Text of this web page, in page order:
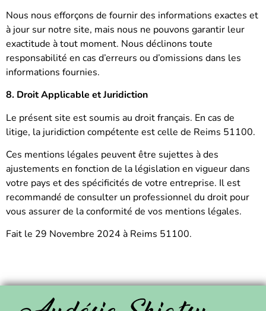
Nous nous efforçons de fournir des informations exactes et
à jour sur notre site, mais nous ne pouvons garantir leur
exactitude à tout moment. Nous déclinons toute
responsabilité en cas d’erreurs ou d’omissions dans les
informations fournies.
8. Droit Applicable et Juridiction
Le présent site est soumis au droit français. En cas de
litige, la juridiction compétente est celle de Reims 51100.
Ces mentions légales peuvent être sujettes à des
ajustements en fonction de la législation en vigueur dans
votre pays et des spécificités de votre entreprise. Il est
recommandé de consulter un professionnel du droit pour
vous assurer de la conformité de vos mentions légales.
Fait le 29 Novembre 2024 à Reims 51100.